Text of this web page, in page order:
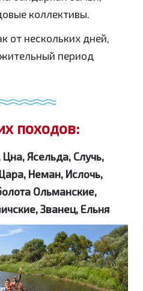
коллективы.
от нескольких дней,
период
походов:
Ясельда, Случь,
Неман, Ислочь,
Ольманские,
Званец, Ельня